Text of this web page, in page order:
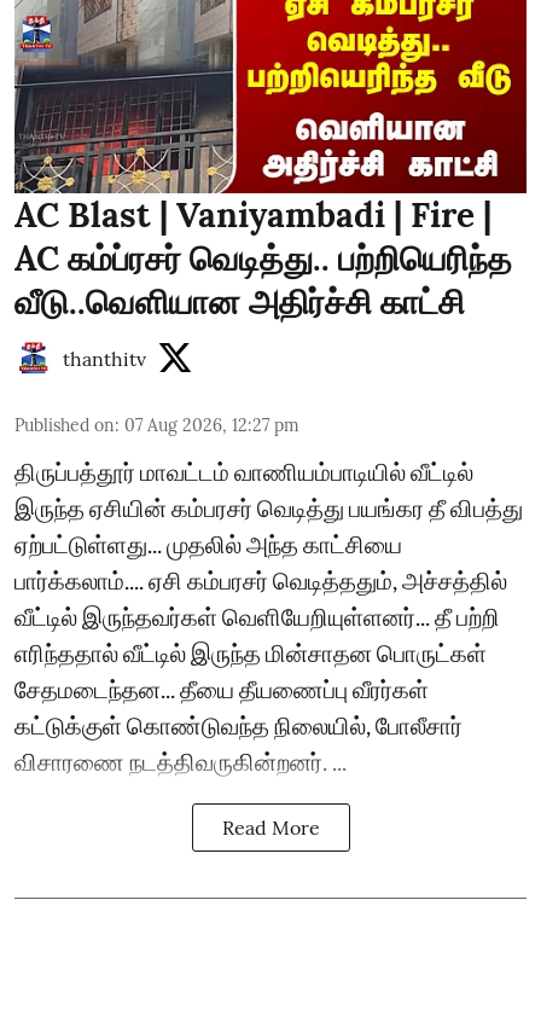
AC Blast | Vaniyambadi | Fire |
AC கம்ப்ரசர் வெடித்து.. பற்றியெரிந்த
வீடு..வெளியான அதிர்ச்சி காட்சி
thanthitv
Published on: 07 Aug 2026, 12:27 pm
திருப்பத்தூர் மாவட்டம் வாணியம்பாடியில் வீட்டில்
இருந்த ஏசியின் கம்பரசர் வெடித்து பயங்கர தீ விபத்து
ஏற்பட்டுள்ளது... முதலில் அந்த காட்சியை
பார்க்கலாம்.... ஏசி கம்பரசர் வெடித்ததும், அச்சத்தில்
வீட்டில் இருந்தவர்கள் வெளியேறியுள்ளனர்... தீ பற்றி
எரிந்ததால் வீட்டில் இருந்த மின்சாதன பொருட்கள்
சேதமடைந்தன... தீயை தீயணைப்பு வீரர்கள்
கட்டுக்குள் கொண்டுவந்த நிலையில், போலீசார்
விசாரணை நடத்திவருகின்றனர். ...
Read More